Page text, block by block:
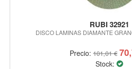
RUBI 32921
DISCO LAMINAS DIAMANTE
Precio: 101,01 €
Stock: